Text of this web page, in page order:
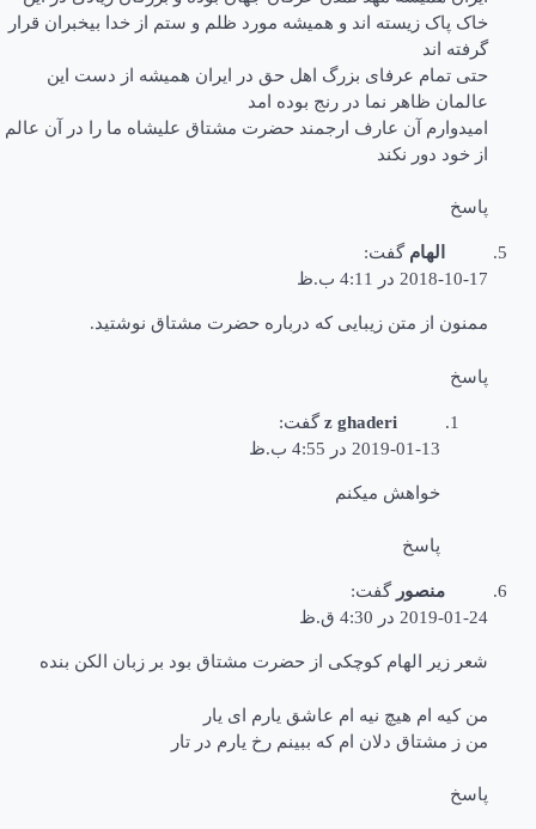
خاک پاک زیسته اند و همیشه مورد ظلم و ستم از خدا بیخبران قرار
گرفته اند
حتی تمام عرفای بزرگ اهل حق در ایران همیشه از دست این
عالمان ظاهر نما در رنج بوده امد
امیدوارم آن عارف ارجمند حضرت مشتاق علیشاه ما را در آن عالم
از خود دور نکند
پاسخ
الهام گفت:
2018-10-17 در 4:11 ب.ظ
ممنون از متن زیبایی که درباره حضرت مشتاق نوشتید.
پاسخ
z ghaderi گفت:
2019-01-13 در 4:55 ب.ظ
خواهش میکنم
پاسخ
منصور گفت:
2019-01-24 در 4:30 ق.ظ
شعر زیر الهام کوچکی از حضرت مشتاق بود بر زبان الکن بنده
من کیه ام هیچ نیه ام عاشق یارم ای یار
من ز مشتاق دلان ام که ببینم رخ یارم در تار
پاسخ